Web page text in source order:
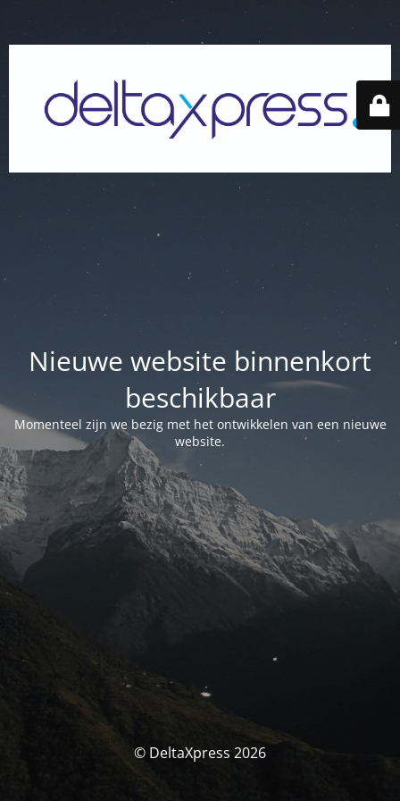
Nieuwe website binnenkort
beschikbaar
Momenteel zijn we bezig met het ontwikkelen van een nieuwe
website.
© DeltaXpress 2026